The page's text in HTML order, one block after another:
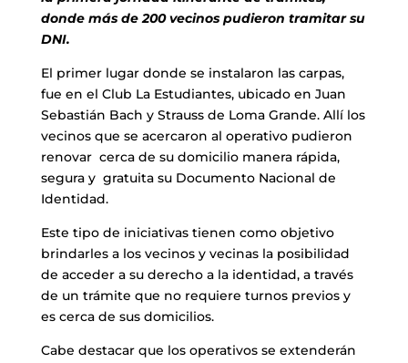
donde más de 200 vecinos pudieron tramitar su
DNI.
El primer lugar donde se instalaron las carpas,
fue en el Club La Estudiantes, ubicado en Juan
Sebastián Bach y Strauss de Loma Grande. Allí los
vecinos que se acercaron al operativo pudieron
renovar cerca de su domicilio manera rápida,
segura y gratuita su Documento Nacional de
Identidad.
Este tipo de iniciativas tienen como objetivo
brindarles a los vecinos y vecinas la posibilidad
de acceder a su derecho a la identidad, a través
de un trámite que no requiere turnos previos y
es cerca de sus domicilios.
Cabe destacar que los operativos se extenderán